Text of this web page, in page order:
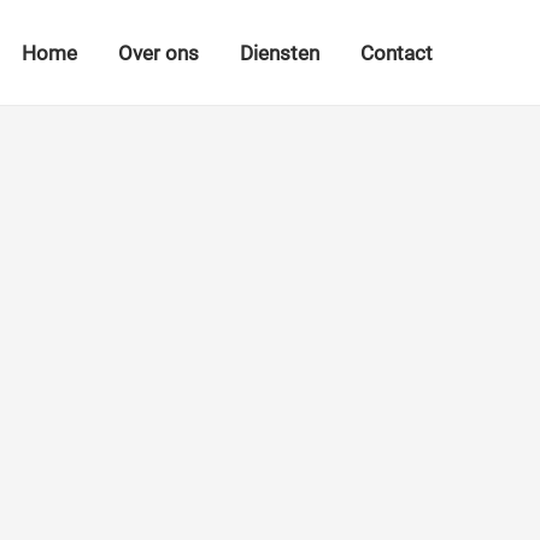
Home Over ons Diensten Contact